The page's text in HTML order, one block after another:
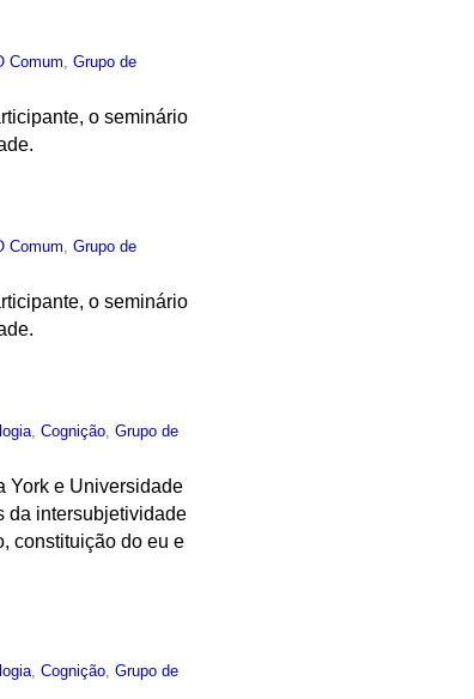
Comum,Grupo de
o seminário
Comum,Grupo de
o seminário
,Cognição ,Grupo de
York e Universidade
da intersubjetividade
constituição do eu e
,Cognição ,Grupo de